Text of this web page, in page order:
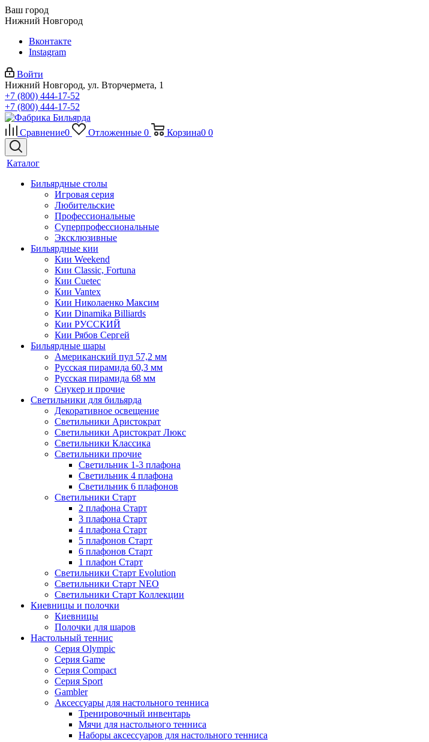
Ваш город
Нижний Новгород
Вконтакте
Instagram
Войти
Нижний Новгород, ул. Вторчермета, 1
+7 (800) 444-17-52
+7 (800) 444-17-52
Сравнение0 Отложенные 0 Корзина0 0
Каталог
Бильярдные столы
Игровая серия
Любительские
Профессиональные
Суперпрофессиональные
Эксклюзивные
Бильярдные кии
Кии Weekend
Кии Classic, Fortuna
Кии Cuetec
Кии Vantex
Кии Николаенко Максим
Кии Dinamika Billiards
Кии РУССКИЙ
Кии Рябов Сергей
Бильярдные шары
Американский пул 57,2 мм
Русская пирамида 60,3 мм
Русская пирамида 68 мм
Снукер и прочие
Светильники для бильярда
Декоративное освещение
Светильники Аристократ
Светильники Аристократ Люкс
Светильники Классика
Светильники прочие
Светильник 1-3 плафона
Светильник 4 плафона
Светильник 6 плафонов
Светильники Старт
2 плафона Старт
3 плафона Старт
4 плафона Старт
5 плафонов Старт
6 плафонов Старт
1 плафон Старт
Светильники Старт Evolution
Светильники Старт NEO
Светильники Старт Коллекции
Киевницы и полочки
Киевницы
Полочки для шаров
Настольный теннис
Серия Olympic
Серия Game
Серия Compact
Серия Sport
Gambler
Аксессуары для настольного тенниса
Тренировочный инвентарь
Мячи для настольного тенниса
Наборы аксессуаров для настольного тенниса